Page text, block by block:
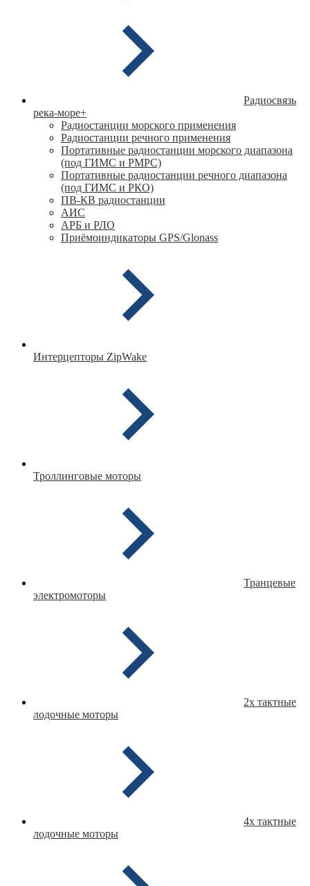
Радиосвязь
река-море+
Радиостанции морского применения
Радиостанции речного применения
Портативные радиостанции морского диапазона
(под ГИМС и РМРС)
Портативные радиостанции речного диапазона
(под ГИМС и РКО)
ПВ-КВ радиостанции
АИС
АРБ и РЛО
Приёмоиндикаторы GPS/Glonass
Интерцепторы ZipWake
Троллинговые моторы
Транцевые
электромоторы
2х тактные
лодочные моторы
4х тактные
лодочные моторы